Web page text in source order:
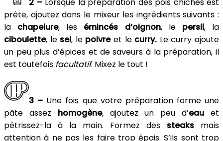
2 –Lorsque la préparation des pois chiches est
prête, ajoutez dans le mixeur les ingrédients suivants :
la chapelure, les émincés d’oignon, le persil, la
ciboulette, le sel, le poivreet le curry. Le curry ajoute
un peu plus d’épices et de saveurs à la préparation, il
est toutefois facultatif. Mixez le tout !
3 – Une fois que votre préparation forme une
pâte assez homogène, ajoutez un peu d’eau et
pétrissez-la à la main. Formez des steaks mais
attention à ne pas les faire trop épais. S’ils sont trop